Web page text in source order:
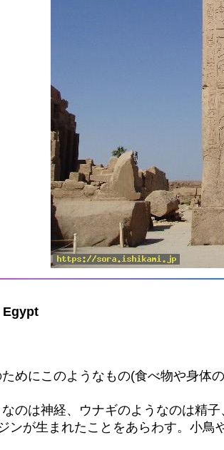
Egypt
めにこのようなもの(食べ物や身体
のは神経、ウナギのようなのは精
ンが生まれたことをあらわす。小